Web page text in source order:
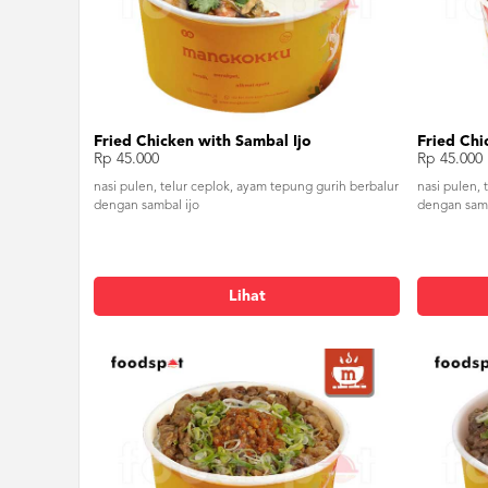
Fried Chicken with Sambal Ijo
Rp 45.000
nasi pulen, telur ceplok, ayam tepung gurih berbalur
dengan sambal ijo
Lihat
Rp 45.000
nasi pulen,
dengan